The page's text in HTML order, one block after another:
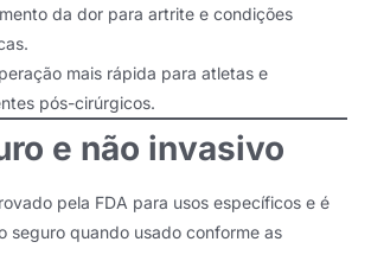
da dor para artrite e condições
mais rápida para atletas e
pós-cirúrgicos.
e não invasivo
pela FDA para usos específicos e é
seguro quando usado conforme as